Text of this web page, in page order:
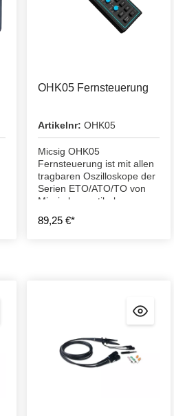
OHK05 Fernsteuerung
Artikelnr: OHK05
Micsig OHK05
Fernsteuerung ist mit allen
tragbaren Oszilloskope der
Serien ETO/ATO/TO von
Micsig kompatibel.
89,25 €*